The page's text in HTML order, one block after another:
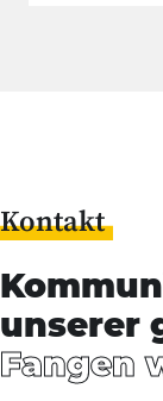
Kontakt
unserer
Fangen